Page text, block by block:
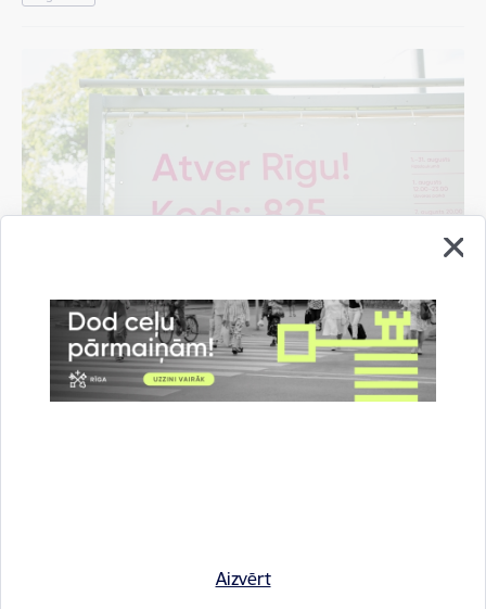
Aizvērt
Pašvaldība rīdziniekiem sarūpējusi "Rīgas
vasaras" pasākumu programmas mobilo
aplikāciju